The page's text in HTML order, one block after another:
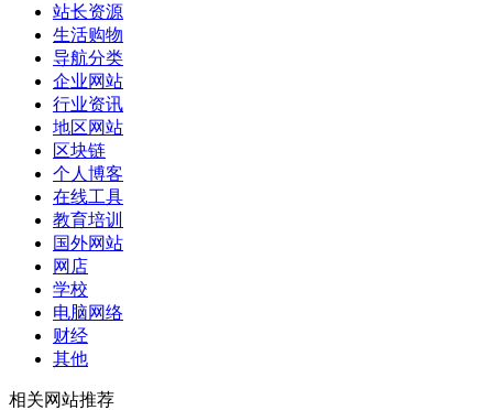
站长资源
生活购物
导航分类
企业网站
行业资讯
地区网站
区块链
个人博客
在线工具
教育培训
国外网站
网店
学校
电脑网络
财经
其他
相关网站推荐